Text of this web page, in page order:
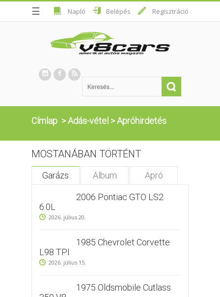
☰ Napló Belépés Regisztráció
Címlap >Adás-vétel >Apróhirdetés
MOSTANÁBAN TÖRTÉNT
Garázs Album Apró
2006 Pontiac GTO LS2
6.0L
2026. július 20.
1985 Chevrolet Corvette
L98 TPI
2026. július 15.
1975 Oldsmobile Cutlass